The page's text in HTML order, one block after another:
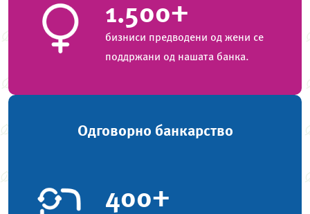
1.500+
бизниси предводени од жени се
поддржани од нашата банка.
Одговорно банкарство
400+